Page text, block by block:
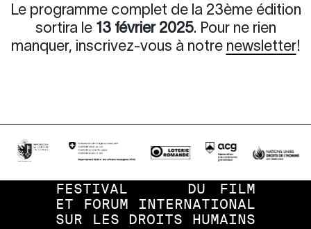
Le programme complet de la 23ème édition
sortira le 13 février 2025. Pour ne rien
manquer, inscrivez-vous à notre newsletter!
FESTIVAL DU
FILM
ET
FORUM
INTERNATIONAL
SUR
LES DROITS HUMAINS